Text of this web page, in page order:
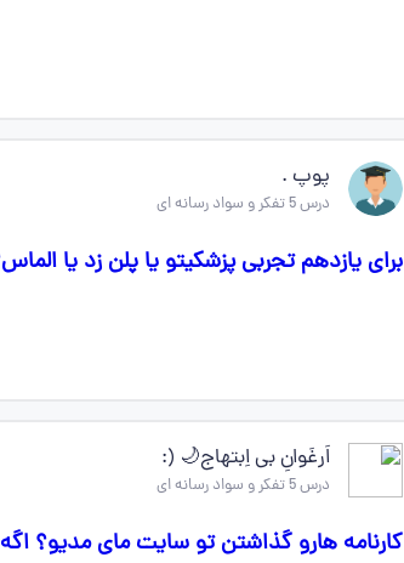
پوپ .
درس 5 تفکر و سواد رسانه ای
برای یازدهم تجربی پزشکیتو یا پلن زد یا
اَرغَوانِ بی اِبتهاج🌙 (:
درس 5 تفکر و سواد رسانه ای
کارنامه هارو گذاشتن تو سایت مای مدیو؟